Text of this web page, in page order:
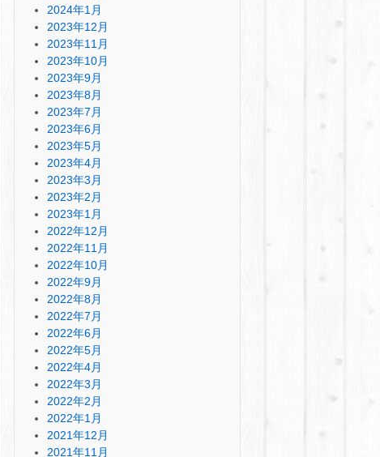
2024年1月
2023年12月
2023年11月
2023年10月
2023年9月
2023年8月
2023年7月
2023年6月
2023年5月
2023年4月
2023年3月
2023年2月
2023年1月
2022年12月
2022年11月
2022年10月
2022年9月
2022年8月
2022年7月
2022年6月
2022年5月
2022年4月
2022年3月
2022年2月
2022年1月
2021年12月
2021年11月